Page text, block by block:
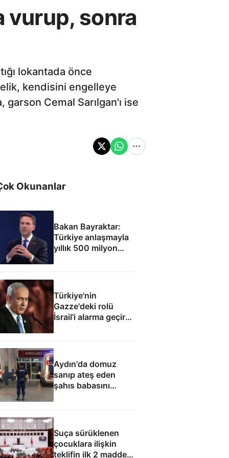
vurup, sonra
lokantada önce
kendisini engelleye
garson Cemal Sarılgan'ı ise
Okunanlar
Bakan Bayraktar:
Türkiye anlaşmayla
yıllık 500 milyon
Türkiye'nin
Gazze'deki rolü
İsrail'i alarma geçirdi:
Aydın'da domuz
sanıp ateş eden
şahıs babasını
Suça sürüklenen
çocuklara ilişkin
teklifin ilk 2 maddesi